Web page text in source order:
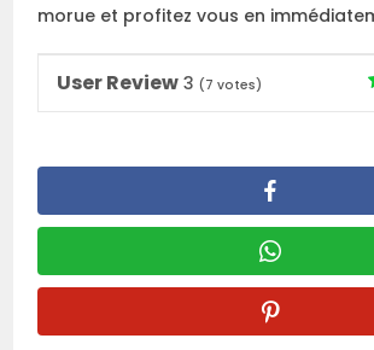
morue et profitez vous en
User Review 3 (7 votes)